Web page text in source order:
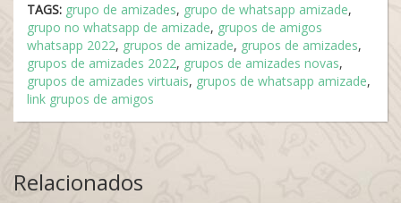
TAGS: grupo de amizades, grupo de whatsapp amizade,
grupo no whatsapp de amizade, grupos de amigos
whatsapp 2022, grupos de amizade, grupos de amizades,
grupos de amizades 2022, grupos de amizades novas,
grupos de amizades virtuais, grupos de whatsapp amizade,
link grupos de amigos
Relacionados